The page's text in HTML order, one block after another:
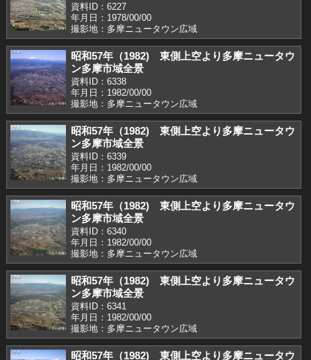
資料ID：6227
年月日：1978/00/00
撮影地：多摩ニュータウン広域
昭和57年（1982) 東側上空より多摩ニュータウ
ン多摩市域全景
資料ID：6338
年月日：1982/00/00
撮影地：多摩ニュータウン広域
昭和57年（1982) 東側上空より多摩ニュータウ
ン多摩市域全景
資料ID：6339
年月日：1982/00/00
撮影地：多摩ニュータウン広域
昭和57年（1982) 東側上空より多摩ニュータウ
ン多摩市域全景
資料ID：6340
年月日：1982/00/00
撮影地：多摩ニュータウン広域
昭和57年（1982) 東側上空より多摩ニュータウ
ン多摩市域全景
資料ID：6341
年月日：1982/00/00
撮影地：多摩ニュータウン広域
昭和57年（1982) 東側上空より多摩ニュータウ